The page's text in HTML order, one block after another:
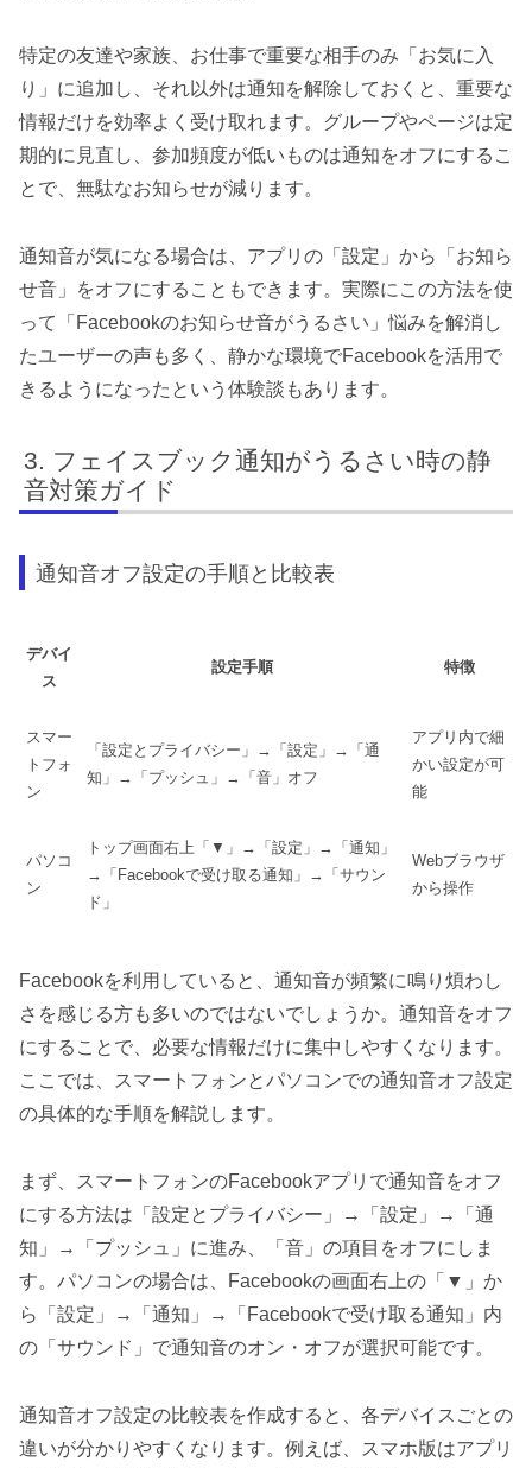
特定の友達や家族、お仕事で重要な相手のみ「お気に入
り」に追加し、それ以外は通知を解除しておくと、重要な
情報だけを効率よく受け取れます。グループやページは定
期的に見直し、参加頻度が低いものは通知をオフにするこ
とで、無駄なお知らせが減ります。
通知音が気になる場合は、アプリの「設定」から「お知ら
せ音」をオフにすることもできます。実際にこの方法を使
って「Facebookのお知らせ音がうるさい」悩みを解消し
たユーザーの声も多く、静かな環境でFacebookを活用で
きるようになったという体験談もあります。
フェイスブック通知がうるさい時の静
音対策ガイド
通知音オフ設定の手順と比較表
デバイ
ス
設定手順 特徴
スマー
トフォ
ン
「設定とプライバシー」→「設定」→「通
知」→「プッシュ」→「音」オフ
アプリ内で細
かい設定が可
能
パソコ
ン
トップ画面右上「▼」→「設定」→「通知」
→「Facebookで受け取る通知」→「サウン
ド」
Webブラウザ
から操作
Facebookを利用していると、通知音が頻繁に鳴り煩わし
さを感じる方も多いのではないでしょうか。通知音をオフ
にすることで、必要な情報だけに集中しやすくなります。
ここでは、スマートフォンとパソコンでの通知音オフ設定
の具体的な手順を解説します。
まず、スマートフォンのFacebookアプリで通知音をオフ
にする方法は「設定とプライバシー」→「設定」→「通
知」→「プッシュ」に進み、「音」の項目をオフにしま
す。パソコンの場合は、Facebookの画面右上の「▼」か
ら「設定」→「通知」→「Facebookで受け取る通知」内
の「サウンド」で通知音のオン・オフが選択可能です。
通知音オフ設定の比較表を作成すると、各デバイスごとの
違いが分かりやすくなります。例えば、スマホ版はアプリ